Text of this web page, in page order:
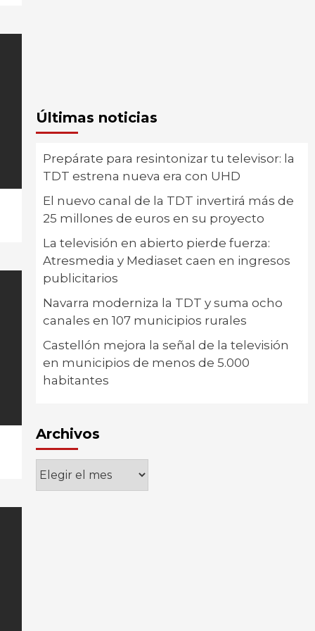
Últimas noticias
Prepárate para resintonizar tu televisor: la
TDT estrena nueva era con UHD
El nuevo canal de la TDT invertirá más de
25 millones de euros en su proyecto
La televisión en abierto pierde fuerza:
Atresmedia y Mediaset caen en ingresos
publicitarios
Navarra moderniza la TDT y suma ocho
canales en 107 municipios rurales
Castellón mejora la señal de la televisión
en municipios de menos de 5.000
habitantes
Archivos
Archivos